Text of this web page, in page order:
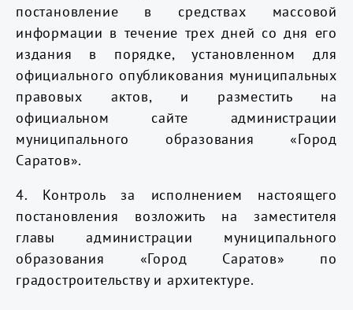
постановление в средствах массовой
информации в течение трех дней со дня его
издания в порядке, установленном для
официального опубликования муниципальных
правовых актов, и разместить на
официальном сайте администрации
муниципального образования «Город
Саратов».
4. Контроль за исполнением настоящего
постановления возложить на заместителя
главы администрации муниципального
образования «Город Саратов» по
градостроительству и архитектуре.